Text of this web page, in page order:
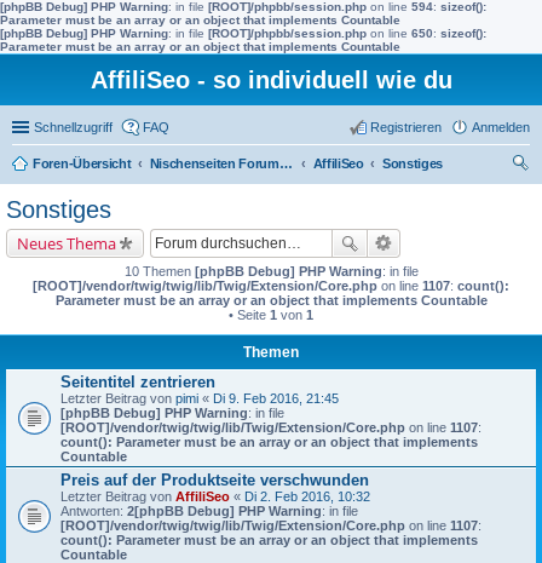
[phpBB Debug] PHP Warning: in file [ROOT]/phpbb/session.php on line 594: sizeof():
Parameter must be an array or an object that implements Countable
[phpBB Debug] PHP Warning: in file [ROOT]/phpbb/session.php on line 650: sizeof():
Parameter must be an array or an object that implements Countable
AffiliSeo - so individuell wie du
Schnellzugriff FAQ Anmelden
Registrieren
Foren-Übersicht Nischenseiten Forum von AffiliSeo AffiliSeo
Sonstiges
Sonstiges
Neues Thema
10 Themen [phpBB Debug] PHP Warning: in file
[ROOT]/vendor/twig/twig/lib/Twig/Extension/Core.php on line 1107: count():
Parameter must be an array or an object that implements Countable
• Seite 1 von 1
Themen
Seitentitel zentrieren
Letzter Beitrag von pimi « Di 9. Feb 2016, 21:45
[phpBB Debug] PHP Warning: in file
[ROOT]/vendor/twig/twig/lib/Twig/Extension/Core.php on line 1107:
count(): Parameter must be an array or an object that implements
Countable
Preis auf der Produktseite verschwunden
Letzter Beitrag von AffiliSeo « Di 2. Feb 2016, 10:32
Antworten: 2[phpBB Debug] PHP Warning: in file
[ROOT]/vendor/twig/twig/lib/Twig/Extension/Core.php on line 1107:
count(): Parameter must be an array or an object that implements
Countable